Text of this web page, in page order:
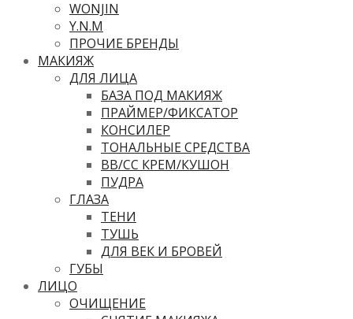
WONJIN
Y.N.M
ПРОЧИЕ БРЕНДЫ
МАКИЯЖ
ДЛЯ ЛИЦА
БАЗА ПОД МАКИЯЖ
ПРАЙМЕР/ФИКСАТОР
КОНСИЛЕР
ТОНАЛЬНЫЕ СРЕДСТВА
ВВ/CC КРЕМ/КУШОН
ПУДРА
ГЛАЗА
ТЕНИ
ТУШЬ
ДЛЯ ВЕК И БРОВЕЙ
ГУБЫ
ЛИЦО
ОЧИЩЕНИЕ